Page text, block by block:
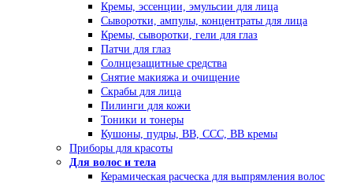
Кремы, эссенции, эмульсии для лица
Сыворотки, ампулы, концентраты для лица
Кремы, сыворотки, гели для глаз
Патчи для глаз
Солнцезащитные средства
Снятие макияжа и очищение
Скрабы для лица
Пилинги для кожи
Тоники и тонеры
Кушоны, пудры, ВВ, ССС, ВВ кремы
Приборы для красоты
Для волос и тела
Керамическая расческа для выпрямления волос